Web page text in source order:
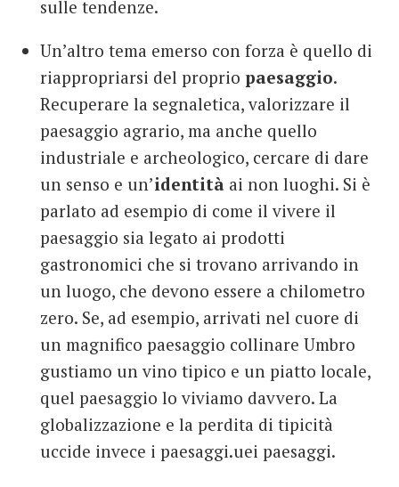
sulle tendenze.
Un’altro tema emerso con forza è quello di
riappropriarsi del proprio paesaggio.
Recuperare la segnaletica, valorizzare il
paesaggio agrario, ma anche quello
industriale e archeologico, cercare di dare
un senso e un’identità ai non luoghi. Si è
parlato ad esempio di come il vivere il
paesaggio sia legato ai prodotti
gastronomici che si trovano arrivando in
un luogo, che devono essere a chilometro
zero. Se, ad esempio, arrivati nel cuore di
un magnifico paesaggio collinare Umbro
gustiamo un vino tipico e un piatto locale,
quel paesaggio lo viviamo davvero. La
globalizzazione e la perdita di tipicità
uccide invece i paesaggi.uei paesaggi.